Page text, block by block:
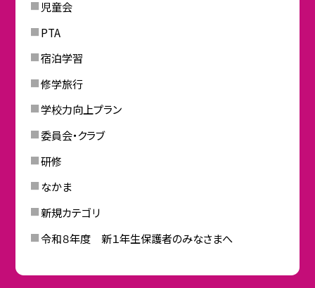
児童会
PTA
宿泊学習
修学旅行
学校力向上プラン
委員会・クラブ
研修
なかま
新規カテゴリ
令和８年度 新１年生保護者のみなさまへ